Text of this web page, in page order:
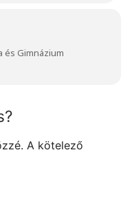
és Gimnázium
A kötelező